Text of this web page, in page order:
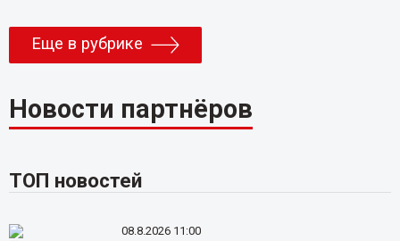
Еще в рубрике
Новости партнёров
ТОП новостей
08.8.2026 11:00